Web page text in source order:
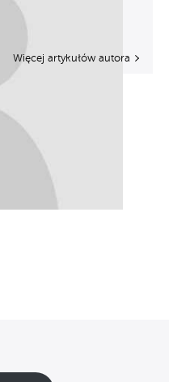
Więcej artykułów autora